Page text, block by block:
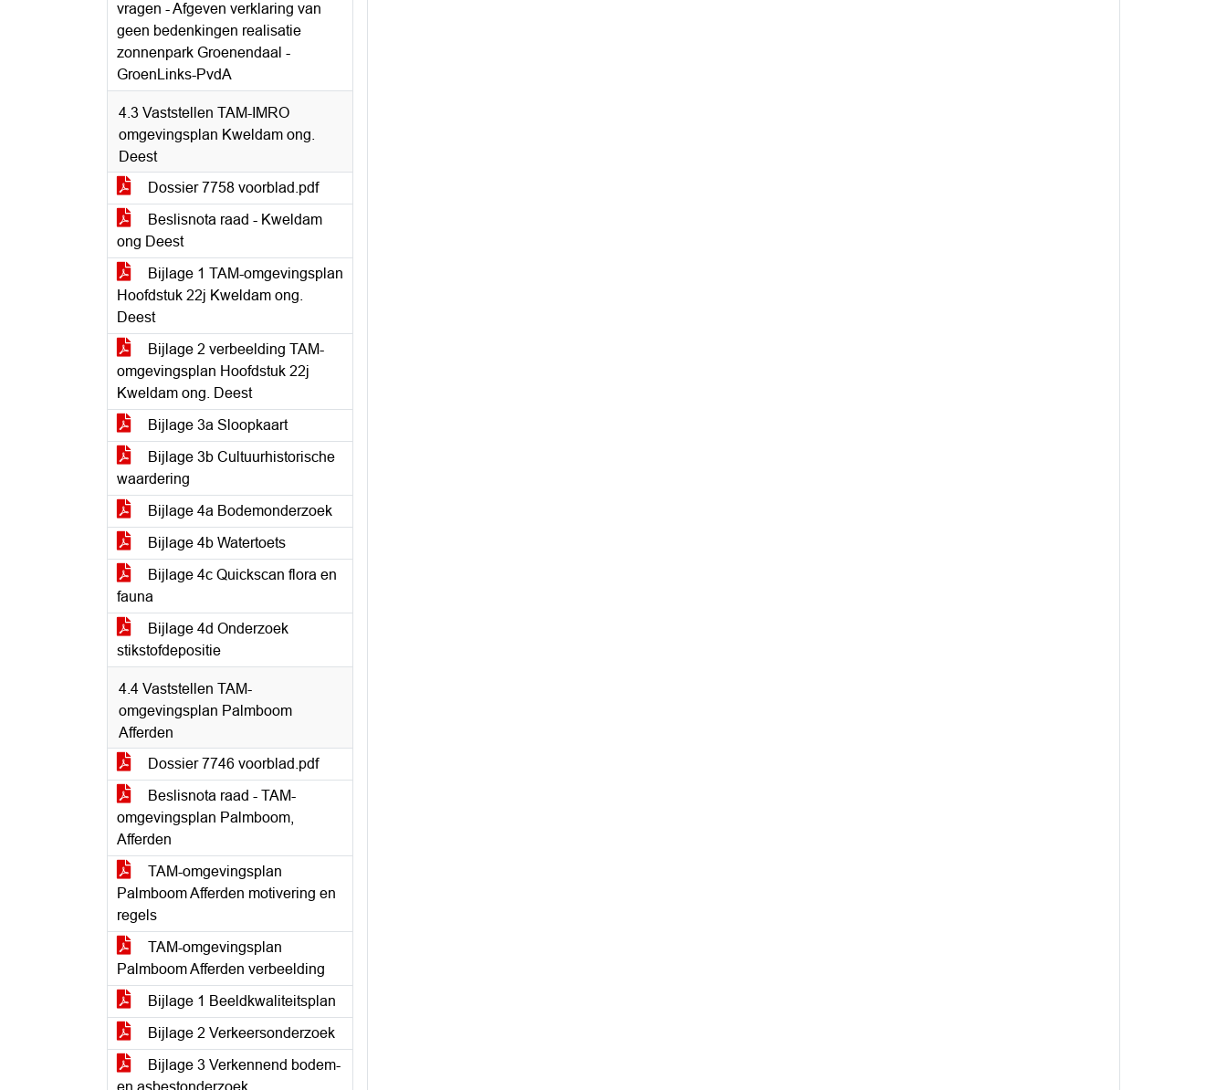
vragen - Afgeven verklaring van
geen bedenkingen realisatie
zonnenpark Groenendaal -
GroenLinks-PvdA
4.3 Vaststellen TAM-IMRO
omgevingsplan Kweldam ong.
Deest
Dossier 7758 voorblad.pdf
Beslisnota raad - Kweldam
ong Deest
Bijlage 1 TAM-omgevingsplan
Hoofdstuk 22j Kweldam ong.
Deest
Bijlage 2 verbeelding TAM-
omgevingsplan Hoofdstuk 22j
Kweldam ong. Deest
Bijlage 3a Sloopkaart
Bijlage 3b Cultuurhistorische
waardering
Bijlage 4a Bodemonderzoek
Bijlage 4b Watertoets
Bijlage 4c Quickscan flora en
fauna
Bijlage 4d Onderzoek
stikstofdepositie
4.4 Vaststellen TAM-
omgevingsplan Palmboom
Afferden
Dossier 7746 voorblad.pdf
Beslisnota raad - TAM-
omgevingsplan Palmboom,
Afferden
TAM-omgevingsplan
Palmboom Afferden motivering en
regels
TAM-omgevingsplan
Palmboom Afferden verbeelding
Bijlage 1 Beeldkwaliteitsplan
Bijlage 2 Verkeersonderzoek
Bijlage 3 Verkennend bodem-
en asbestonderzoek